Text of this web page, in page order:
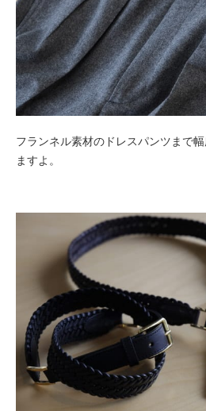
フランネル素材のドレスパンツまで
ますよ。